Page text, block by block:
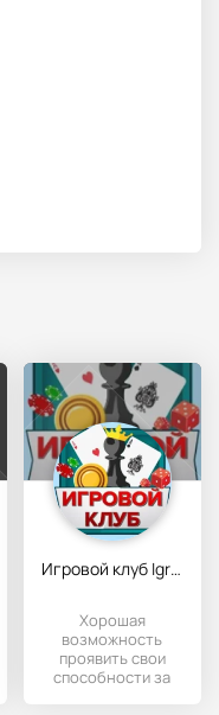
Игровой клуб IgraFan
Хорошая
возможность
проявить свои
способности за